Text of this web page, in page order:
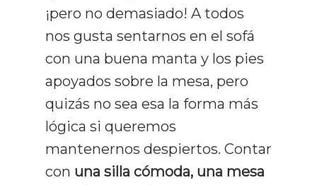
¡pero no demasiado! A todos
nos gusta sentarnos en el sofá
con una buena manta y los pies
apoyados sobre la mesa, pero
quizás no sea esa la forma más
lógica si queremos
mantenernos despiertos. Contar
con una silla cómoda, una mesa